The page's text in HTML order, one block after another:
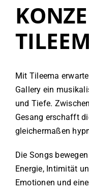
Mit Tileema
Gallery ein
und Tiefe.
Gesang erschafft
gleichermaßen
Die Songs
Energie, Intimität
Emotionen und